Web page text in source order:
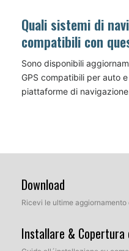
Quali sistemi di
compatibili con
Sono disponibili
GPS compatibili per auto
piattaforme di
Download
Ricevi le ultime
Installare & Copertura